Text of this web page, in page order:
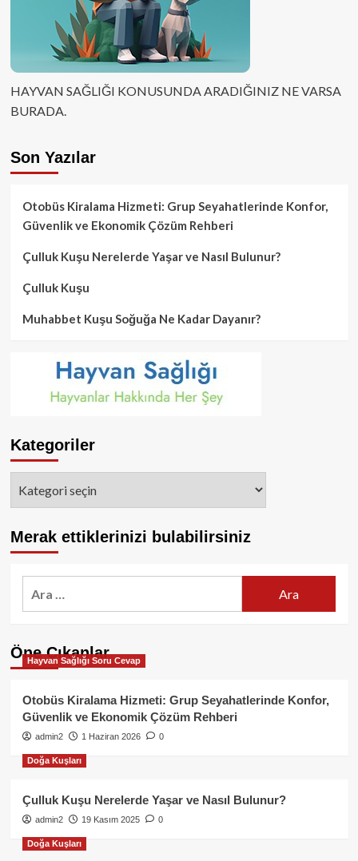
HAYVAN SAĞLIĞI KONUSUNDA ARADIĞINIZ NE VARSA
BURADA.
Son Yazılar
Otobüs Kiralama Hizmeti: Grup Seyahatlerinde Konfor,
Güvenlik ve Ekonomik Çözüm Rehberi
Çulluk Kuşu Nerelerde Yaşar ve Nasıl Bulunur?
Çulluk Kuşu
Muhabbet Kuşu Soğuğa Ne Kadar Dayanır?
Kategoriler
Merak ettiklerinizi bulabilirsiniz
Öne Çıkanlar
Hayvan Sağlığı Soru Cevap
Otobüs Kiralama Hizmeti: Grup Seyahatlerinde Konfor,
Güvenlik ve Ekonomik Çözüm Rehberi
admin2 1 Haziran 2026 0
Doğa Kuşları
Çulluk Kuşu Nerelerde Yaşar ve Nasıl Bulunur?
admin2 19 Kasım 2025 0
Doğa Kuşları